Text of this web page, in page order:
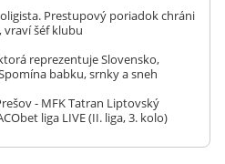
Prestupový poriadok chráni
šéf klubu
reprezentuje Slovensko,
babku, srnky a sneh
- MFK Tatran Liptovský
liga LIVE (II. liga, 3. kolo)